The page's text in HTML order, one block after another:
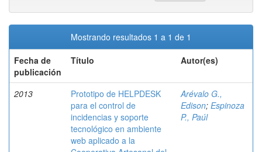
Mostrando resultados 1 a 1 de 1
Fecha de
publicación
Título Autor(es)
2013
Prototipo de HELPDESK
para el control de
incidencias y soporte
tecnológico en ambiente
web aplicado a la
Arévalo G.,
Edison; Espinoza
P., Paúl